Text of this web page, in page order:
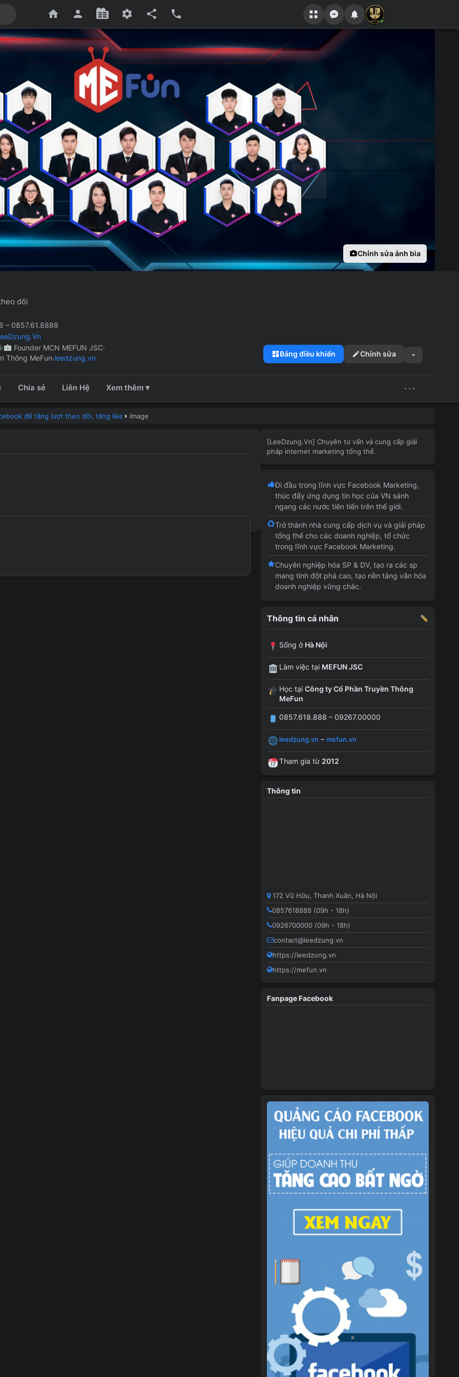
Chỉnh sửa ảnh bìa
dõi
– 0857.61.8888
· Founder MCN MEFUN JSC·
Thông MeFun·leedzung.vn Bảng điều khiển Chỉnh sửa
Chia sẻ Liên Hệ Xem thêm ▾ ···
để tăng lượt theo dõi, tăng like Image
[LeeDzung.Vn] Chuyên tư vấn và cung cấp giải
pháp internet marketing tổng thể.
Đi đầu trong lĩnh vực Facebook Marketing,
thúc đẩy ứng dụng tin học của VN sánh
ngang các nước tiên tiến trên thế giới.
Trở thành nhà cung cấp dịch vụ và giải pháp
tổng thể cho các doanh nghiệp, tổ chức
trong lĩnh vực Facebook Marketing.
Chuyên nghiệp hóa SP & DV, tạo ra các sp
mang tính đột phá cao, tạo nền tảng văn hóa
doanh nghiệp vững chắc.
Thông tin cá nhân
Sống ở Hà Nội
Làm việc tại MEFUN JSC
Học tại Công ty Cổ Phần Truyền Thông
MeFun
0857.618.888 – 09267.00000
leedzung.vn – mefun.vn
Tham gia từ 2012
Thông tin
172 Vũ Hữu, Thanh Xuân, Hà Nội
0857618888 (09h - 18h)
0926700000 (09h - 18h)
contact@leedzung.vn
https://leedzung.vn
https://mefun.vn
Fanpage Facebook